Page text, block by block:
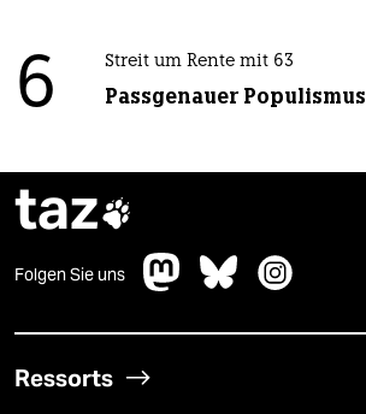
6 Streit um Rente mit 63
Passgenauer Populismus
taz
Folgen Sie uns
Ressorts